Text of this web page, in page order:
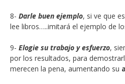
8- Darle buen ejemplo, si ve que
lee libros…..imitará el ejemplo de
9- Elogie su trabajo y esfuerzo,
por los resultados, para
merecen la pena, aumentando su